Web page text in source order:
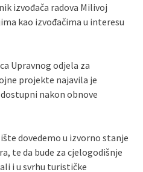
izvođača radova Milivoj
kao izvođačima u interesu
Upravnog odjela za
projekte najavila je
nakon obnove
dovedemo u izvorno stanje
te da bude za cjelogodišnje
i u svrhu turističke